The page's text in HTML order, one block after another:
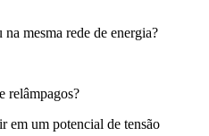
mesma rede de energia?
relâmpagos?
em um potencial de tensão